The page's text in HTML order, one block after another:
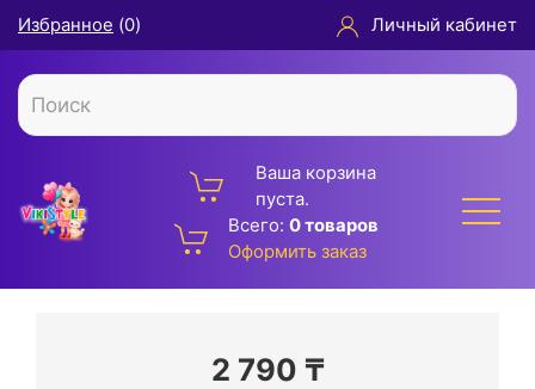
Избранное (0) Личный кабинет
Ваша корзина
пуста.
Всего: 0 товаров
Оформить заказ
2 790 ₸